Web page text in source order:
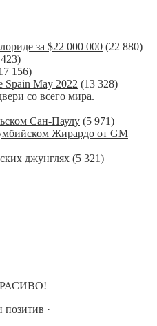
за $22 000 000 (22 880)
156)
Spain May 2022 (13 328)
со всего мира.
Сан-Паулу (5 971)
Жирардо от GM
джунглях (5 321)
позитив ·